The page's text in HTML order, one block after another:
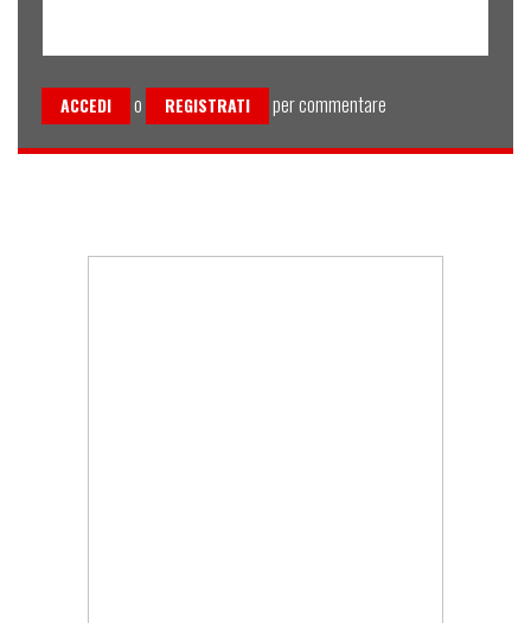
ACCEDI o REGISTRATI per commentare